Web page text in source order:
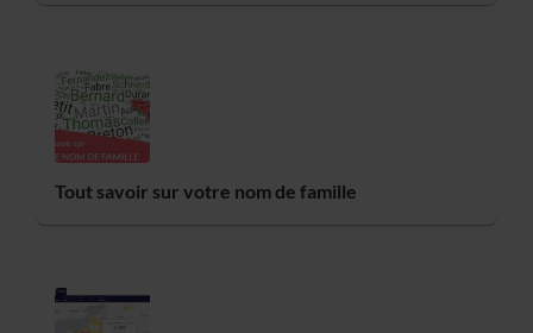
Tout savoir sur votre nom de famille